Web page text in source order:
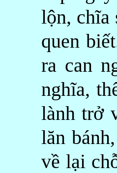
lộn, chĩa
quen
ra can
nghĩa,
lành trở
lăn
về lại